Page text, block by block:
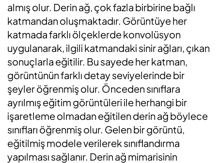
almış olur. Derin ağ, çok fazla birbirine bağlı
katmandan oluşmaktadır. Görüntüye her
katmada farklı ölçeklerde konvolüsyon
uygulanarak, ilgili katmandaki sinir ağları, çıkan
sonuçlarla eğitilir. Bu sayede her katman,
görüntünün farklı detay seviyelerinde bir
şeyler öğrenmiş olur. Önceden sınıflara
ayrılmış eğitim görüntüleri ile herhangi bir
işaretleme olmadan eğitilen derin ağ böylece
sınıfları öğrenmiş olur. Gelen bir görüntü,
eğitilmiş modele verilerek sınıflandırma
yapılması sağlanır. Derin ağ mimarisinin